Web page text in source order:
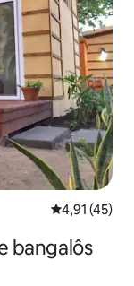
4,91 de uma
4,91 (45)
bangalôs